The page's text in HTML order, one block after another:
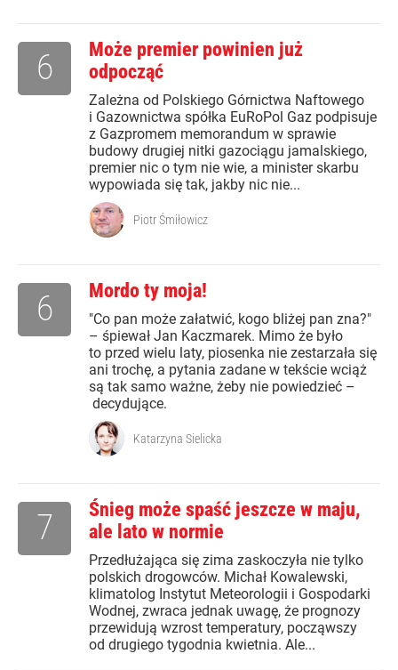
Może premier powinien już
odpocząć
Zależna od Polskiego Górnictwa Naftowego
i Gazownictwa spółka EuRoPol Gaz podpisuje
z Gazpromem memorandum w sprawie
budowy drugiej nitki gazociągu jamalskiego,
premier nic o tym nie wie, a minister skarbu
wypowiada się tak, jakby nic nie...
6
Piotr Śmiłowicz
Mordo ty moja!
"Co pan może załatwić, kogo bliżej pan zna?"
– śpiewał Jan Kaczmarek. Mimo że było
to przed wielu laty, piosenka nie zestarzała się
ani trochę, a pytania zadane w tekście wciąż
są tak samo ważne, żeby nie powiedzieć –
decydujące.
6
Katarzyna Sielicka
Śnieg może spaść jeszcze w maju,
ale lato w normie
Przedłużająca się zima zaskoczyła nie tylko
polskich drogowców. Michał Kowalewski,
klimatolog Instytut Meteorologii i Gospodarki
Wodnej, zwraca jednak uwagę, że prognozy
przewidują wzrost temperatury, począwszy
od drugiego tygodnia kwietnia. Ale...
7